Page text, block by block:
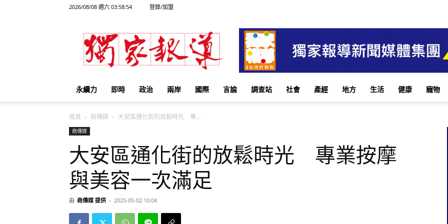
2026/08/08 週六 03:58:54 登錄/加盟
獨
家
報
永續力 即時 政治 兩岸 國際 言論 調查站 社會 產經 地方 生活 健康 寵物
首頁 商傳媒 大安區通化街的放鬆時光 專...
商傳媒
大安區通化街的放鬆時光 專業按摩
與美容一次滿足
由 商傳媒 提供 - 2025-05-02 10:04